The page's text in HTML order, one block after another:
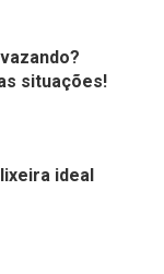
situações!
ideal